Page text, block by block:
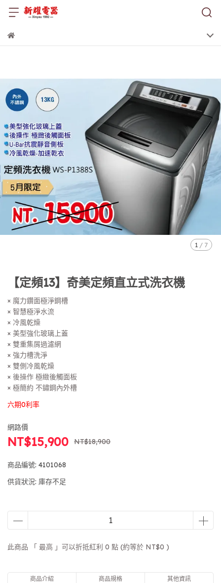
1 / 7
【定頻13】奇美定頻直立式洗衣機
× 魔力鑽面極淨鋼槽
× 智慧極淨水流
× 冷風乾燥
× 美型強化玻璃上蓋
× 雙重集屑過濾網
× 強力槽洗淨
× 雙側冷風乾燥
× 後操作 極緻後觸面板
× 極簡約 不鏽鋼內外槽
六期0利率
網路價
NT$15,900 NT$18,900
商品編號: 4101068
供貨狀況: 庫存不足
此商品 「 最高 」可以折抵紅利 0 點 (約等於 NT$0 )
商品介紹 商品規格 其他資訊